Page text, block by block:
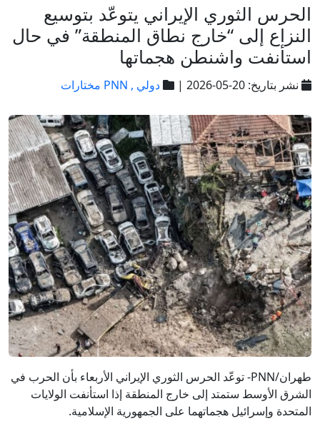
الحرس الثوري الإيراني يتوعّد بتوسيع
النزاع إلى “خارج نطاق المنطقة” في حال
استأنفت واشنطن هجماتها
نشر بتاريخ: 20-05-2026 | دولي , PNN مختارات
طهران/PNN- توعّد الحرس الثوري الإيراني الأربعاء بأن الحرب في
الشرق الأوسط ستمتد إلى خارج المنطقة إذا استأنفت الولايات
المتحدة وإسرائيل هجماتهما على الجمهورية الإسلامية.